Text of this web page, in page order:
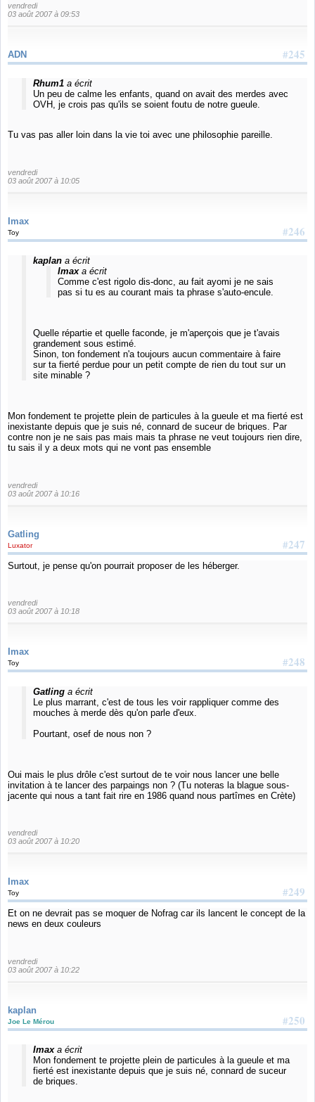
vendredi
03 août 2007 à 09:53
#245
ADN
Rhum1a écrit
Un peu de calme les enfants, quand on avait des merdes avec
OVH, je crois pas qu'ils se soient foutu de notre gueule.
Tu vas pas aller loin dans la vie toi avec une philosophie pareille.
vendredi
03 août 2007 à 10:05
Imax
#246
Toy
kaplana écrit
Imaxa écrit
Comme c'est rigolo dis-donc, au fait ayomi je ne sais
pas si tu es au courant mais ta phrase s'auto-encule.
Quelle répartie et quelle faconde, je m'aperçois que je t'avais
grandement sous estimé.
Sinon, ton fondement n'a toujours aucun commentaire à faire
sur ta fierté perdue pour un petit compte de rien du tout sur un
site minable ?
Mon fondement te projette plein de particules à la gueule et ma fierté est
inexistante depuis que je suis né, connard de suceur de briques. Par
contre non je ne sais pas mais mais ta phrase ne veut toujours rien dire,
tu sais il y a deux mots qui ne vont pas ensemble
vendredi
03 août 2007 à 10:16
Gatling
#247
Luxator
Surtout, je pense qu'on pourrait proposer de les héberger.
vendredi
03 août 2007 à 10:18
Imax
#248
Toy
Gatlinga écrit
Le plus marrant, c'est de tous les voir rappliquer comme des
mouches à merde dès qu'on parle d'eux.
Pourtant, osef de nous non ?
Oui mais le plus drôle c'est surtout de te voir nous lancer une belle
invitation à te lancer des parpaings non ? (Tu noteras la blague sous-
jacente qui nous a tant fait rire en 1986 quand nous partîmes en Crète)
vendredi
03 août 2007 à 10:20
Imax
#249
Toy
Et on ne devrait pas se moquer de Nofrag car ils lancent le concept de la
news en deux couleurs
vendredi
03 août 2007 à 10:22
kaplan
#250
Joe Le Mérou
Imaxa écrit
Mon fondement te projette plein de particules à la gueule et ma
fierté est inexistante depuis que je suis né, connard de suceur
de briques.